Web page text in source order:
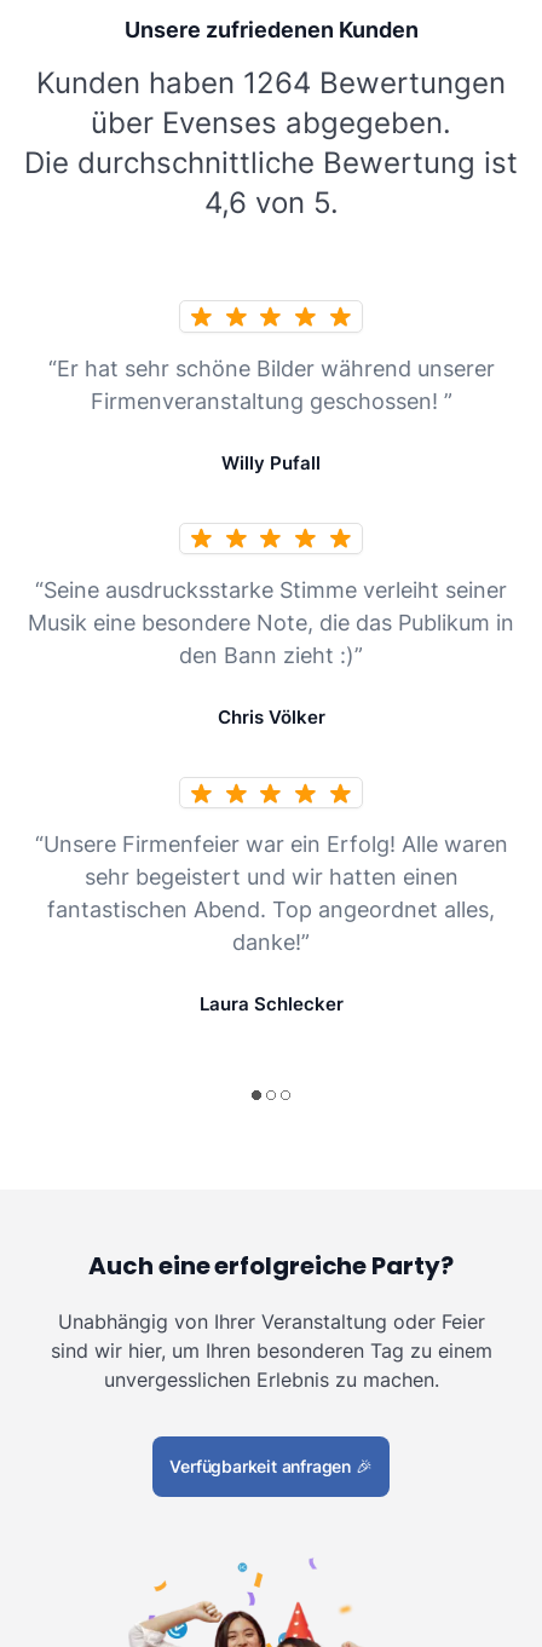
Unsere zufriedenen Kunden
Kunden haben 1264 Bewertungen
über Evenses abgegeben.
Die durchschnittliche Bewertung ist
4,6 von 5.
“Er hat sehr schöne Bilder während unserer
Firmenveranstaltung geschossen! ”
Willy Pufall
“Seine ausdrucksstarke Stimme verleiht seiner
Musik eine besondere Note, die das Publikum in
den Bann zieht :)”
Chris Völker
“Unsere Firmenfeier war ein Erfolg! Alle waren
sehr begeistert und wir hatten einen
fantastischen Abend. Top angeordnet alles,
danke!”
Laura Schlecker
Auch eine erfolgreiche Party?
Unabhängig von Ihrer Veranstaltung oder Feier
sind wir hier, um Ihren besonderen Tag zu einem
unvergesslichen Erlebnis zu machen.
Verfügbarkeit anfragen 🎉